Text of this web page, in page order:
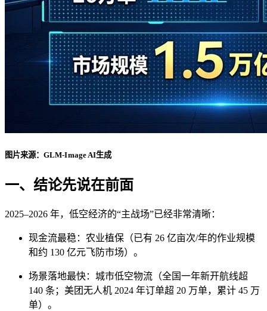
图片来源： GLM-Image AI生成
一、结论先说在前面
2025–2026 年，低空经济的“主战场”已经非常清晰：
现金流最稳：农业植保（已有 26 亿亩次/年的作业规模
和约 130 亿元飞防市场）。
场景落地最快：城市低空物流（全国一年新开航线超
140 条；美团无人机 2024 年订单超 20 万单，累计 45 万
单）。